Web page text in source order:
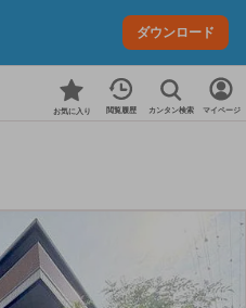
ダウンロード
お気に入り 閲覧履歴 カンタン検索 マイページ